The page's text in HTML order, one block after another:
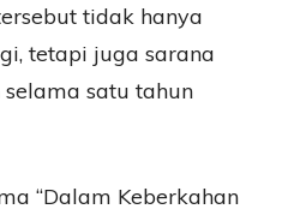
tidak hanya
tetapi juga sarana
satu tahun
“Dalam Keberkahan